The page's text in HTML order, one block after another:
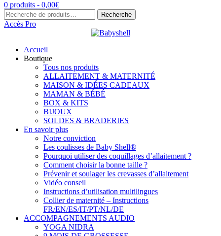
0 produits - 0,00€
Recherche
pour :
Recherche
Accès Pro
Accueil
Boutique
Tous nos produits
ALLAITEMENT & MATERNITÉ
MAISON & IDÉES CADEAUX
MAMAN & BÉBÉ
BOX & KITS
BIJOUX
SOLDES & BRADERIES
En savoir plus
Notre conviction
Les coulisses de Baby Shell®
Pourquoi utiliser des coquillages d’allaitement ?
Comment choisir la bonne taille ?
Prévenir et soulager les crevasses d’allaitement
Vidéo conseil
Instructions d’utilisation multilingues
Collier de maternité – Instructions
FR/EN/ES/IT/PT/NL/DE
ACCOMPAGNEMENTS AUDIO
YOGA NIDRA